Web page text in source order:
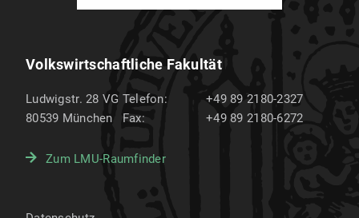
Volkswirtschaftliche Fakultät
Ludwigstr. 28 VG
80539 München
Telefon:
+49 89 2180-2327
Fax:
+49 89 2180-6272
Zum LMU-Raumfinder